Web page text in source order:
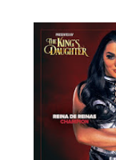
WWE: Netflix
Lynch e Liv
SCSA867-Aug 07